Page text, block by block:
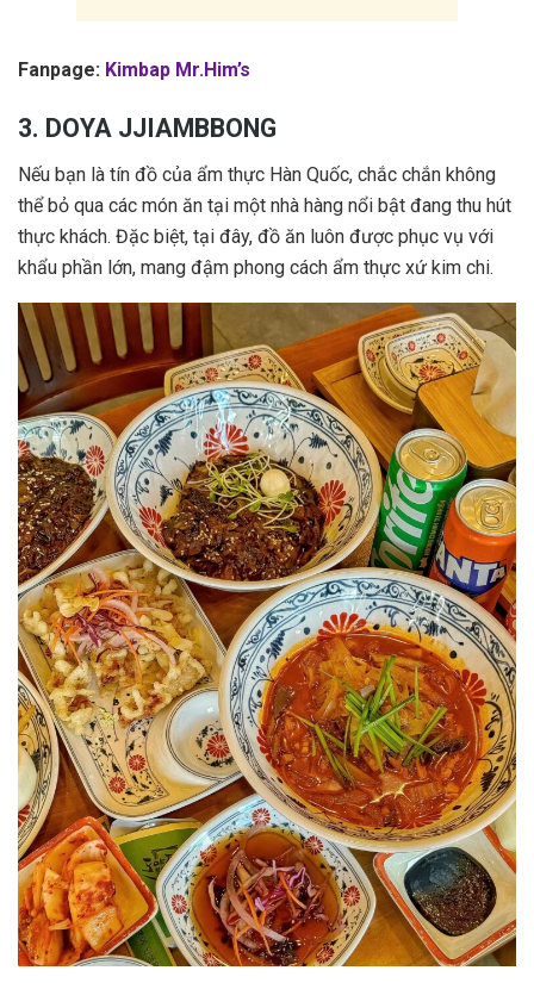
Fanpage: Kimbap Mr.Him’s
3. DOYA JJIAMBBONG
Nếu bạn là tín đồ của ẩm thực Hàn Quốc, chắc chắn không
thể bỏ qua các món ăn tại một nhà hàng nổi bật đang thu hút
thực khách. Đặc biệt, tại đây, đồ ăn luôn được phục vụ với
khẩu phần lớn, mang đậm phong cách ẩm thực xứ kim chi.